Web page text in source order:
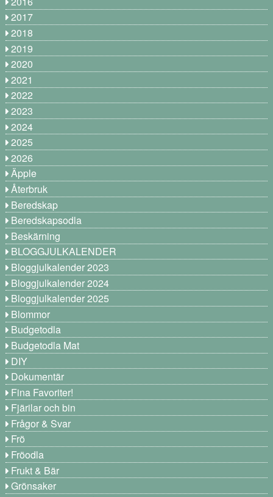
2017
2018
2019
2020
2021
2022
2023
2024
2025
2026
Äpple
Återbruk
Beredskap
Beredskapsodla
Beskärning
BLOGGJULKALENDER
Bloggjulkalender 2023
Bloggjulkalender 2024
Bloggjulkalender 2025
Blommor
Budgetodla
Budgetodla Mat
DIY
Dokumentär
Fina Favoriter!
Fjärilar och bin
Frågor & Svar
Frö
Fröodla
Frukt & Bär
Grönsaker